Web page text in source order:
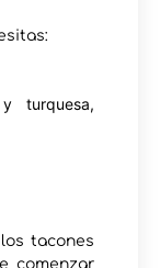
turquesa,
tacones
comenzar